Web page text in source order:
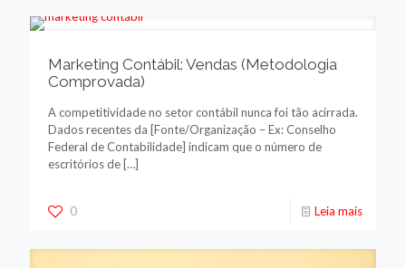
Marketing Contábil: Vendas (Metodologia
Comprovada)
A competitividade no setor contábil nunca foi tão acirrada.
Dados recentes da [Fonte/Organização – Ex: Conselho
Federal de Contabilidade] indicam que o número de
escritórios de[…]
0 Leia mais